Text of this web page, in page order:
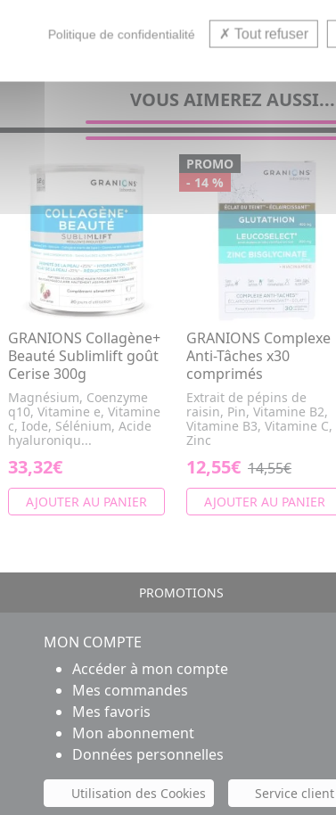
VOUS AIMEREZ AUSSI...
GRANIONS Collagène+
Beauté Sublimlift goût
Cerise 300g
Magnésium, Coenzyme
q10, Vitamine e, Vitamine
c, Iode, Sélénium, Acide
hyaluroniqu...
33,32€
AJOUTER AU PANIER
PROMO
- 14 %
GRANIONS Complexe
Anti-Tâches x30
comprimés
Extrait de pépins de
raisin, Pin, Vitamine B2,
Vitamine B3, Vitamine C,
Zinc
12,55€ 14,55€
AJOUTER AU PANIER
PROMOTIONS
MON COMPTE
Accéder à mon compte
Mes commandes
Mes favoris
Mon abonnement
Données personnelles
Utilisation des Cookies Service client
Politique de confidentialité Tout refuser